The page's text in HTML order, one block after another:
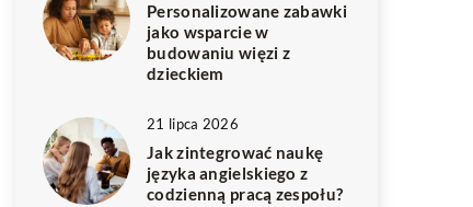
Personalizowane zabawki
jako wsparcie w
budowaniu więzi z
dzieckiem
21 lipca 2026
Jak zintegrować naukę
języka angielskiego z
codzienną pracą zespołu?